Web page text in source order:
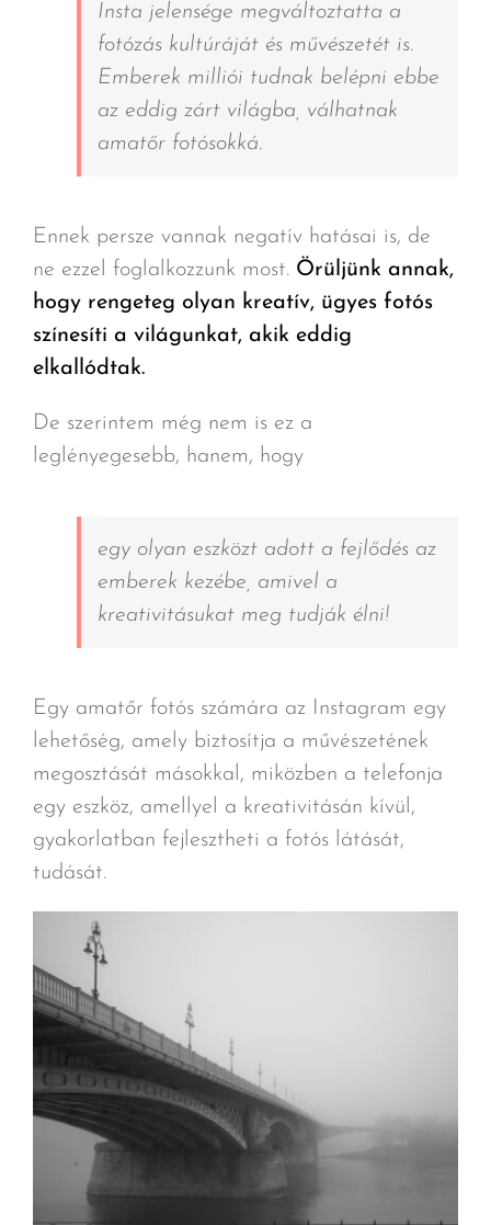
Insta jelensége megváltoztatta a
fotózás kultúráját és művészetét is.
Emberek milliói tudnak belépni ebbe
az eddig zárt világba, válhatnak
amatőr fotósokká.
Ennek persze vannak negatív hatásai is, de
ne ezzel foglalkozzunk most. Örüljünk annak,
hogy rengeteg olyan kreatív, ügyes fotós
színesíti a világunkat, akik eddig
elkallódtak.
De szerintem még nem is ez a
leglényegesebb, hanem, hogy
egy olyan eszközt adott a fejlődés az
emberek kezébe, amivel a
kreativitásukat meg tudják élni!
Egy amatőr fotós számára az Instagram egy
lehetőség, amely biztosítja a művészetének
megosztását másokkal, miközben a telefonja
egy eszköz, amellyel a kreativitásán kívül,
gyakorlatban fejlesztheti a fotós látását,
tudását.